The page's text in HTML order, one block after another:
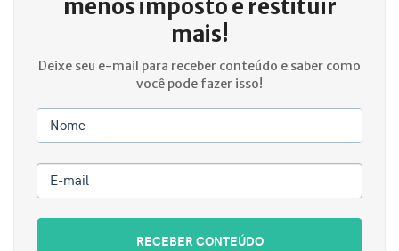
menos imposto e restituir
mais!
Deixe seu e-mail para receber conteúdo e saber como
você pode fazer isso!
Nome
E-mail
RECEBER CONTEÚDO